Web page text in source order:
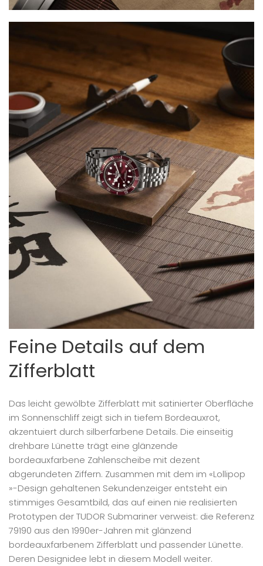
Feine Details auf dem
Zifferblatt
Das leicht gewölbte Zifferblatt mit satinierter Oberfläche
im Sonnenschliff zeigt sich in tiefem Bordeauxrot,
akzentuiert durch silberfarbene Details. Die einseitig
drehbare Lünette trägt eine glänzende
bordeauxfarbene Zahlenscheibe mit dezent
abgerundeten Ziffern. Zusammen mit dem im «Lollipop
»-Design gehaltenen Sekundenzeiger entsteht ein
stimmiges Gesamtbild, das auf einen nie realisierten
Prototypen der TUDOR Submariner verweist: die Referenz
79190 aus den 1990er-Jahren mit glänzend
bordeauxfarbenem Zifferblatt und passender Lünette.
Deren Designidee lebt in diesem Modell weiter.